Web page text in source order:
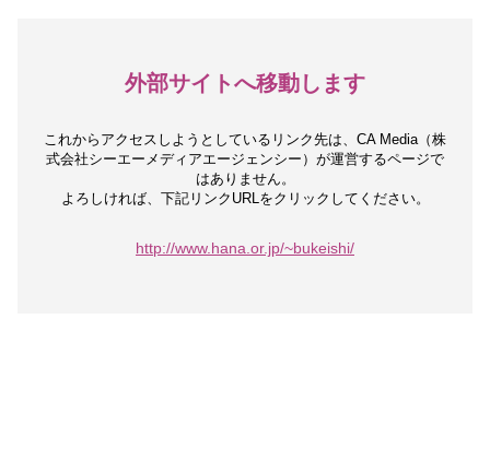
外部サイトへ移動します
これからアクセスしようとしているリンク先は、 CA Media（株
式会社シーエーメディアエージェンシー）が運営するページで
はありません。
よろしければ、下記リンクURLをクリックしてください。
http://www.hana.or.jp/~bukeishi/